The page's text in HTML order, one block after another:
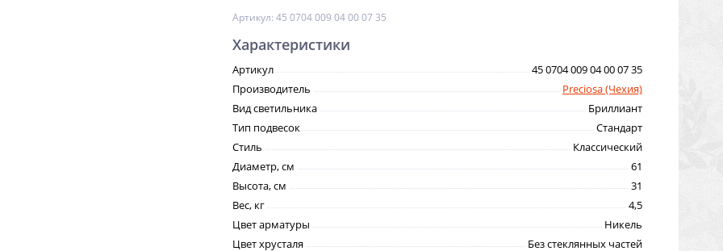
Артикул: 45 0704 009 04 00 07 35
Характеристики
Артикул
45 0704 009 04 00 07 35
Производитель
Preciosa (Чехия)
Вид светильника
Бриллиант
Тип подвесок
Стандарт
Стиль
Классический
Диаметр, см
61
Высота, см
31
Вес, кг
4,5
Цвет арматуры
Никель
Цвет хрусталя
Без стеклянных частей